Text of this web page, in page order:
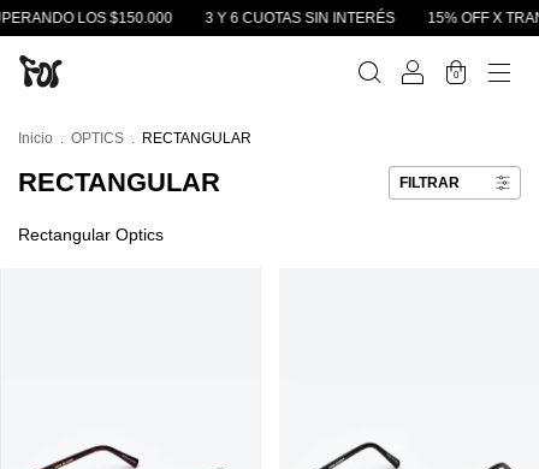
LOS $150.000 3 Y 6 CUOTAS SIN INTERÉS 15% OFF X
0
Inicio . OPTICS . RECTANGULAR
RECTANGULAR FILTRAR
Rectangular Optics